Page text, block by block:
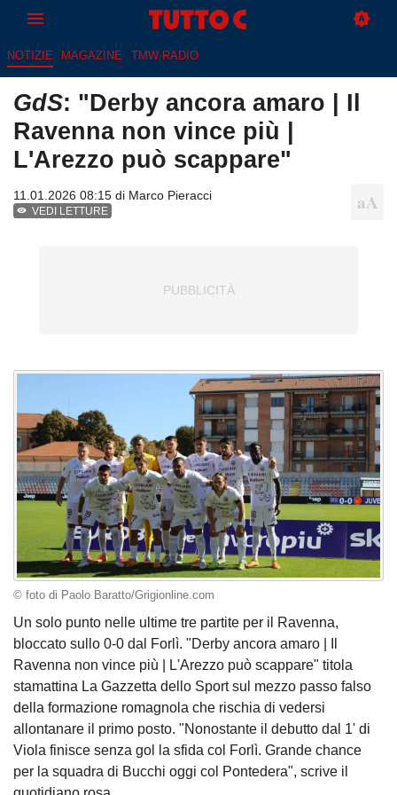
NOTIZIE MAGAZINE TMW RADIO
GdS: "Derby ancora amaro | Il
Ravenna non vince più |
L'Arezzo può scappare"
11.01.2026 08:15 di Marco Pieracci
VEDI LETTURE
© foto di Paolo Baratto/Grigionline.com
Un solo punto nelle ultime tre partite per il Ravenna,
bloccato sullo 0-0 dal Forlì. "Derby ancora amaro | Il
Ravenna non vince più | L'Arezzo può scappare" titola
stamattina La Gazzetta dello Sport sul mezzo passo falso
della formazione romagnola che rischia di vedersi
allontanare il primo posto. "Nonostante il debutto dal 1' di
Viola finisce senza gol la sfida col Forlì. Grande chance
per la squadra di Bucchi oggi col Pontedera", scrive il